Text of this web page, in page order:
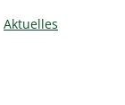
Aktuelles